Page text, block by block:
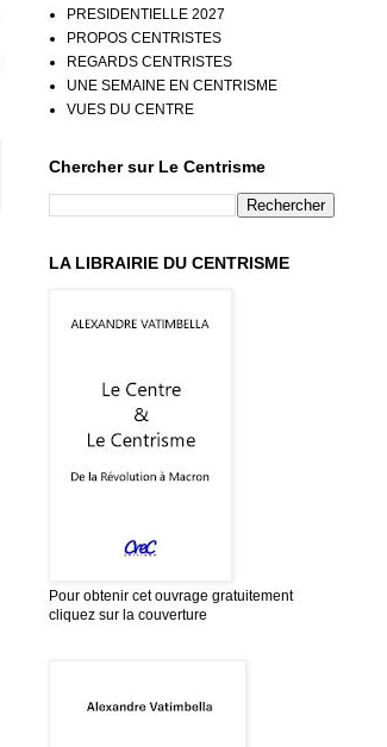
PRESIDENTIELLE 2027
PROPOS CENTRISTES
REGARDS CENTRISTES
UNE SEMAINE EN CENTRISME
VUES DU CENTRE
Chercher sur Le Centrisme
LA LIBRAIRIE DU CENTRISME
Pour obtenir cet ouvrage gratuitement
cliquez sur la couverture